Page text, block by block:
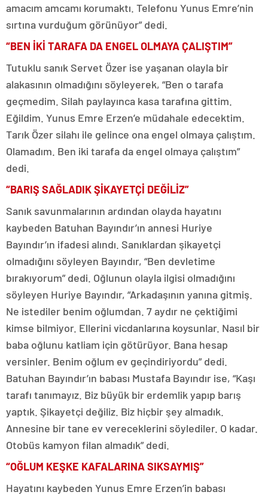
amacım amcamı korumaktı. Telefonu Yunus Emre’nin
sırtına vurduğum görünüyor” dedi.
“BEN İKİ TARAFA DA ENGEL OLMAYA ÇALIŞTIM”
Tutuklu sanık Servet Özer ise yaşanan olayla bir
alakasının olmadığını söyleyerek, “Ben o tarafa
geçmedim. Silah paylayınca kasa tarafına gittim.
Eğildim. Yunus Emre Erzen’e müdahale edecektim.
Tarık Özer silahı ile gelince ona engel olmaya çalıştım.
Olamadım. Ben iki tarafa da engel olmaya çalıştım”
dedi.
“BARIŞ SAĞLADIK ŞİKAYETÇİ DEĞİLİZ”
Sanık savunmalarının ardından olayda hayatını
kaybeden Batuhan Bayındır’ın annesi Huriye
Bayındır’ın ifadesi alındı. Sanıklardan şikayetçi
olmadığını söyleyen Bayındır, “Ben devletime
bırakıyorum” dedi. Oğlunun olayla ilgisi olmadığını
söyleyen Huriye Bayındır, “Arkadaşının yanına gitmiş.
Ne istediler benim oğlumdan. 7 aydır ne çektiğimi
kimse bilmiyor. Ellerini vicdanlarına koysunlar. Nasıl bir
baba oğlunu katliam için götürüyor. Bana hesap
versinler. Benim oğlum ev geçindiriyordu” dedi.
Batuhan Bayındır’ın babası Mustafa Bayındır ise, “Kaşı
tarafı tanımayız. Biz büyük bir erdemlik yapıp barış
yaptık. Şikayetçi değiliz. Biz hiçbir şey almadık.
Annesine bir tane ev vereceklerini söylediler. O kadar.
Otobüs kamyon filan almadık” dedi.
“OĞLUM KEŞKE KAFALARINA SIKSAYMIŞ”
Hayatını kaybeden Yunus Emre Erzen’in babası